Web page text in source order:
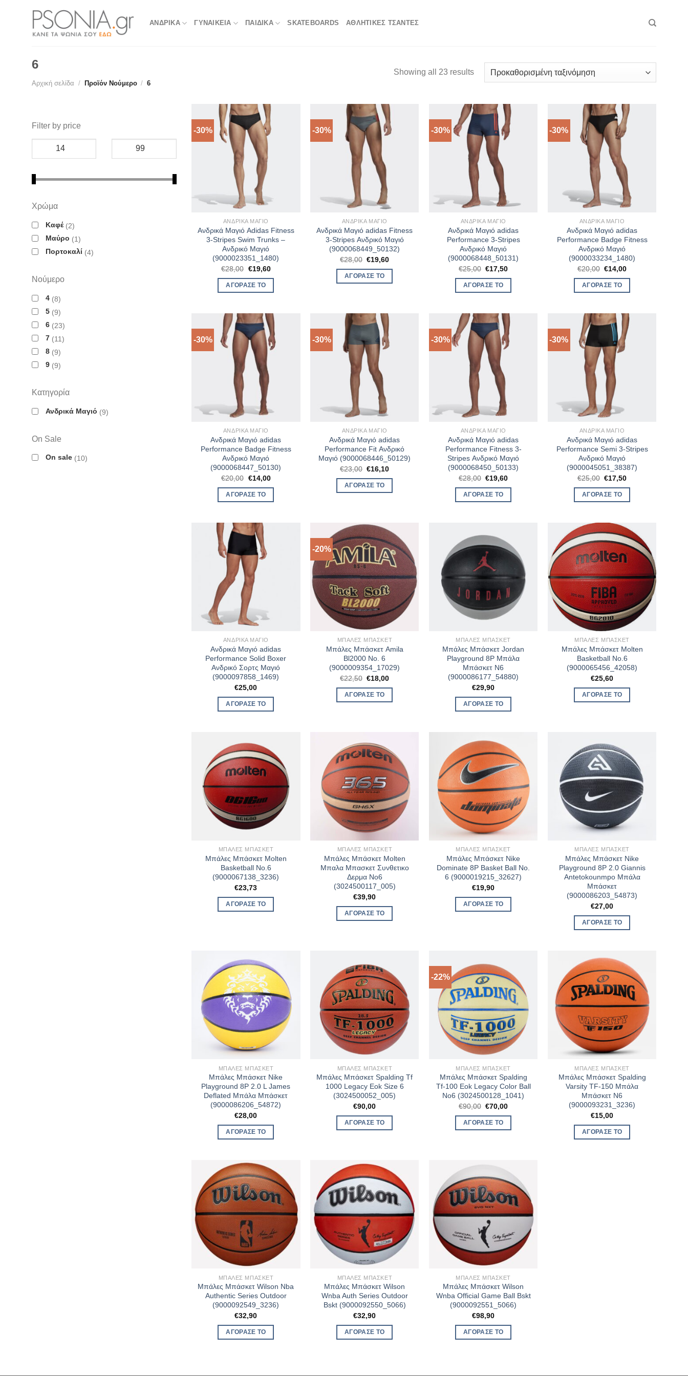
ΑΝΔΡΙΚΑ ΓΥΝΑΙΚΕΙΑ ΠΑΙΔΙΚΑ SKATEBOARDS ΑΘΛΗΤΙΚΈΣ ΤΣΆΝΤΕΣ
6
Αρχική σελίδα / Προϊόν Νούμερο / 6
Showing all 23 results
Filter by price
Χρώμα
Καφέ
2
Μαύρο
1
Πορτοκαλί 4
Νούμερο
4 8
5 9
6
23
7
11
8 9
9 9
Κατηγορία
Ανδρικά Μαγιό 9
On Sale
On sale 10
-30%
ΑΝΔΡΙΚΆ ΜΑΓΙΌ
Ανδρικά Μαγιό Adidas Fitness
3-Stripes Swim Trunks –
Ανδρικό Μαγιό
(9000023351_1480)
€28,00 Original
was:
€28,00.
€19,60Η
ΑΓΌΡΑΣΈ ΤΟ
-30%
ΑΝΔΡΙΚΆ ΜΑΓΙΌ
Ανδρικά Μαγιό adidas Fitness
3-Stripes Ανδρικό Μαγιό
(9000068449_50132)
€28,00 Original
was:
€28,00.
€19,60Η
ΑΓΌΡΑΣΈ ΤΟ
-30%
ΑΝΔΡΙΚΆ ΜΑΓΙΌ
Ανδρικά Μαγιό adidas
Performance 3-Stripes
Ανδρικό Μαγιό
(9000068448_50131)
€25,00 Original
was:
€25,00.
€17,50Η
ΑΓΌΡΑΣΈ ΤΟ
-30%
ΑΝΔΡΙΚΆ ΜΑΓΙΌ
Ανδρικά Μαγιό adidas
Performance Badge Fitness
Ανδρικό Μαγιό
(9000033234_1480)
€20,00 Original
was:
€20,00.
€14,00Η
ΑΓΌΡΑΣΈ ΤΟ
-30%
ΑΝΔΡΙΚΆ ΜΑΓΙΌ
Ανδρικά Μαγιό adidas
Performance Badge Fitness
Ανδρικό Μαγιό
(9000068447_50130)
€20,00 Original
was:
€20,00.
€14,00Η
ΑΓΌΡΑΣΈ ΤΟ
-30%
ΑΝΔΡΙΚΆ ΜΑΓΙΌ
Ανδρικά Μαγιό adidas
Performance Fit Ανδρικό
Μαγιό (9000068446_50129)
€23,00 Original
was:
€23,00.
€16,10Η
ΑΓΌΡΑΣΈ ΤΟ
-30%
ΑΝΔΡΙΚΆ ΜΑΓΙΌ
Ανδρικά Μαγιό adidas
Performance Fitness 3-
Stripes Ανδρικό Μαγιό
(9000068450_50133)
€28,00 Original
was:
€28,00.
€19,60Η
ΑΓΌΡΑΣΈ ΤΟ
-30%
ΑΝΔΡΙΚΆ ΜΑΓΙΌ
Ανδρικά Μαγιό adidas
Performance Semi 3-Stripes
Ανδρικό Μαγιό
(9000045051_38387)
€25,00 Original
was:
€25,00.
€17,50Η
ΑΓΌΡΑΣΈ ΤΟ
ΑΝΔΡΙΚΆ ΜΑΓΙΌ
Ανδρικά Μαγιό adidas
Performance Solid Boxer
Ανδρικό Σορτς Μαγιό
(9000097858_1469)
€25,00
ΑΓΌΡΑΣΈ ΤΟ
-20%
ΜΠΆΛΕΣ ΜΠΆΣΚΕΤ
Μπάλες Μπάσκετ Amila
Bl2000 Νο. 6
(9000009354_17029)
€22,50 Original
was:
€22,50.
€18,00Η
ΑΓΌΡΑΣΈ ΤΟ
ΜΠΆΛΕΣ ΜΠΆΣΚΕΤ
Μπάλες Μπάσκετ Jordan
Playground 8P Μπάλα
Μπάσκετ Ν6
(9000086177_54880)
€29,90
ΑΓΌΡΑΣΈ ΤΟ
ΜΠΆΛΕΣ ΜΠΆΣΚΕΤ
Μπάλες Μπάσκετ Molten
Basketball No.6
(9000065456_42058)
€25,60
ΑΓΌΡΑΣΈ ΤΟ
ΜΠΆΛΕΣ ΜΠΆΣΚΕΤ
Μπάλες Μπάσκετ Molten
Basketball No.6
(9000067138_3236)
€23,73
ΑΓΌΡΑΣΈ ΤΟ
ΜΠΆΛΕΣ ΜΠΆΣΚΕΤ
Μπάλες Μπάσκετ Molten
Μπαλα Μπασκετ Συνθετικο
Δερμα No6
(3024500117_005)
€39,90
ΑΓΌΡΑΣΈ ΤΟ
ΜΠΆΛΕΣ ΜΠΆΣΚΕΤ
Μπάλες Μπάσκετ Nike
Dominate 8P Basket Ball No.
6 (9000019215_32627)
€19,90
ΑΓΌΡΑΣΈ ΤΟ
ΜΠΆΛΕΣ ΜΠΆΣΚΕΤ
Μπάλες Μπάσκετ Nike
Playground 8P 2.0 Giannis
Antetokounmpo Μπάλα
Μπάσκετ
(9000086203_54873)
€27,00
ΑΓΌΡΑΣΈ ΤΟ
ΜΠΆΛΕΣ ΜΠΆΣΚΕΤ
Μπάλες Μπάσκετ Nike
Playground 8P 2.0 L James
Deflated Μπάλα Μπάσκετ
(9000086206_54872)
€28,00
ΑΓΌΡΑΣΈ ΤΟ
ΜΠΆΛΕΣ ΜΠΆΣΚΕΤ
Μπάλες Μπάσκετ Spalding Tf
1000 Legacy Eok Size 6
(3024500052_005)
€90,00
ΑΓΌΡΑΣΈ ΤΟ
-22%
ΜΠΆΛΕΣ ΜΠΆΣΚΕΤ
Μπάλες Μπάσκετ Spalding
Tf-100 Eok Legacy Color Ball
No6 (3024500128_1041)
€90,00 Original
was:
€90,00.
€70,00Η
ΑΓΌΡΑΣΈ ΤΟ
ΜΠΆΛΕΣ ΜΠΆΣΚΕΤ
Μπάλες Μπάσκετ Spalding
Varsity TF-150 Μπάλα
Μπάσκετ N6
(9000093231_3236)
€15,00
ΑΓΌΡΑΣΈ ΤΟ
ΜΠΆΛΕΣ ΜΠΆΣΚΕΤ
Μπάλες Μπάσκετ Wilson Nba
Authentic Series Outdoor
(9000092549_3236)
€32,90
ΑΓΌΡΑΣΈ ΤΟ
ΜΠΆΛΕΣ ΜΠΆΣΚΕΤ
Μπάλες Μπάσκετ Wilson
Wnba Auth Series Outdoor
Bskt (9000092550_5066)
€32,90
ΑΓΌΡΑΣΈ ΤΟ
ΜΠΆΛΕΣ ΜΠΆΣΚΕΤ
Μπάλες Μπάσκετ Wilson
Wnba Official Game Ball Bskt
(9000092551_5066)
€98,90
ΑΓΌΡΑΣΈ ΤΟ